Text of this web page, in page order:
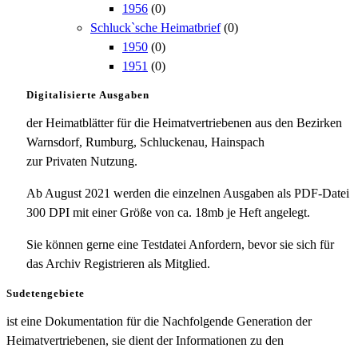
1956 (0)
Schluck`sche Heimatbrief (0)
1950 (0)
1951 (0)
Digitalisierte Ausgaben
der Heimatblätter für die Heimatvertriebenen aus den Bezirken
Warnsdorf, Rumburg, Schluckenau, Hainspach
zur Privaten Nutzung.
Ab August 2021 werden die einzelnen Ausgaben als PDF-Datei
300 DPI mit einer Größe von ca. 18mb je Heft angelegt.
Sie können gerne eine Testdatei Anfordern, bevor sie sich für
das Archiv Registrieren als Mitglied.
Sudetengebiete
ist eine Dokumentation für die Nachfolgende Generation der
Heimatvertriebenen, sie dient der Informationen zu den